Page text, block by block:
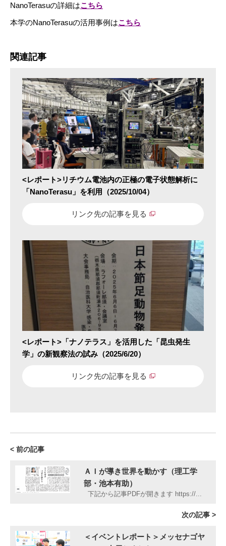
NanoTerasuの詳細はこちら
本学のNanoTerasuの活用事例はこちら
関連記事
<レポート>リチウム電池内の正極の電子状態解析に
「NanoTerasu」を利用（2025/10/04）
リンク先の記事を見る
<レポート>「ナノテラス」を活用した「昆虫発生
学」の新観察法の試み（2025/6/20）
リンク先の記事を見る
< 前の記事
ＡＩが導き世界を動かす（理工学
部・池本有助）
下記から記事PDFが開きます https://...
次の記事 >
＜イベントレポート＞メッセナゴヤ